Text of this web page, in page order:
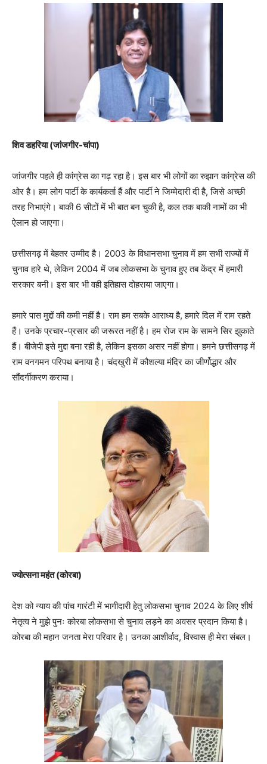
शिव डहरिया (जांजगीर-चांपा)
जांजगीर पहले ही कांग्रेस का गढ़ रहा है। इस बार भी लोगों का रुझान कांग्रेस की
ओर है। हम लोग पार्टी के कार्यकर्ता हैं और पार्टी ने जिम्मेदारी दी है, जिसे अच्छी
तरह निभाएंगे। बाकी 6 सीटों में भी बात बन चुकी है, कल तक बाकी नामों का भी
ऐलान हो जाएगा।
छत्तीसगढ़ में बेहतर उम्मीद है। 2003 के विधानसभा चुनाव में हम सभी राज्यों में
चुनाव हारे थे, लेकिन 2004 में जब लोकसभा के चुनाव हुए तब केंद्र में हमारी
सरकार बनी। इस बार भी वही इतिहास दोहराया जाएगा।
हमारे पास मुद्दों की कमी नहीं है। राम हम सबके आराध्य है, हमारे दिल में राम रहते
हैं। उनके प्रचार-प्रसार की जरूरत नहीं है। हम रोज राम के सामने सिर झुकाते
हैं। बीजेपी इसे मुद्दा बना रही है, लेकिन इसका असर नहीं होगा। हमने छत्तीसगढ़ में
राम वनगमन परिपथ बनाया है। चंदखुरी में कौशल्या मंदिर का जीर्णोद्धार और
सौंदर्गीकरण कराया।
ज्योत्सना महंत (कोरबा)
देश को न्याय की पांच गारंटी में भागीदारी हेतु लोकसभा चुनाव 2024 के लिए शीर्ष
नेतृत्व ने मुझे पुनः कोरबा लोकसभा से चुनाव लड़ने का अवसर प्रदान किया है।
कोरबा की महान जनता मेरा परिवार है। उनका आशीर्वाद, विस्वास ही मेरा संबल।